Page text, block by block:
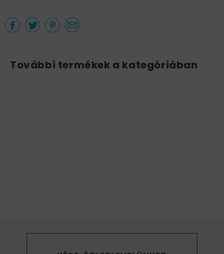
További termékek a kategóriában